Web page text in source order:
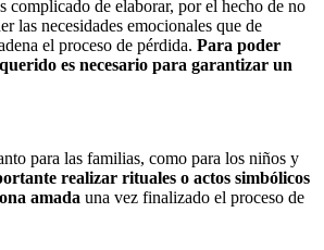
complicado de elaborar, por el hecho de no
las necesidades emocionales que de
el proceso de pérdida. Para poder
es necesario para garantizar un
para las familias, como para los niños y
realizar rituales o actos simbólicos
amada una vez finalizado el proceso de